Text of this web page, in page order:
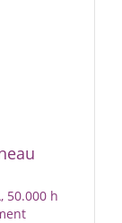
50.000 h